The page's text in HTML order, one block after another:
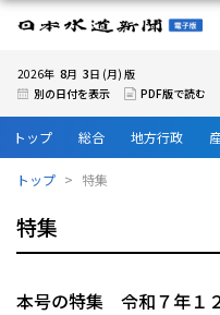
2026年 8月 3日 (月) 版
別の日付を表示
PDF版で読む
トップ 総合 地方行政
トップ 特集
特集
本号の特集 令和７年１